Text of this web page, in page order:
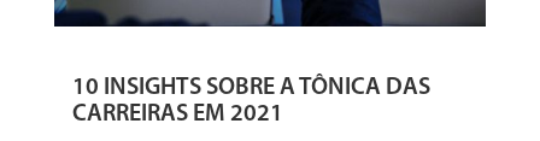
10 INSIGHTS SOBRE A TÔNICA DAS
CARREIRAS EM 2021